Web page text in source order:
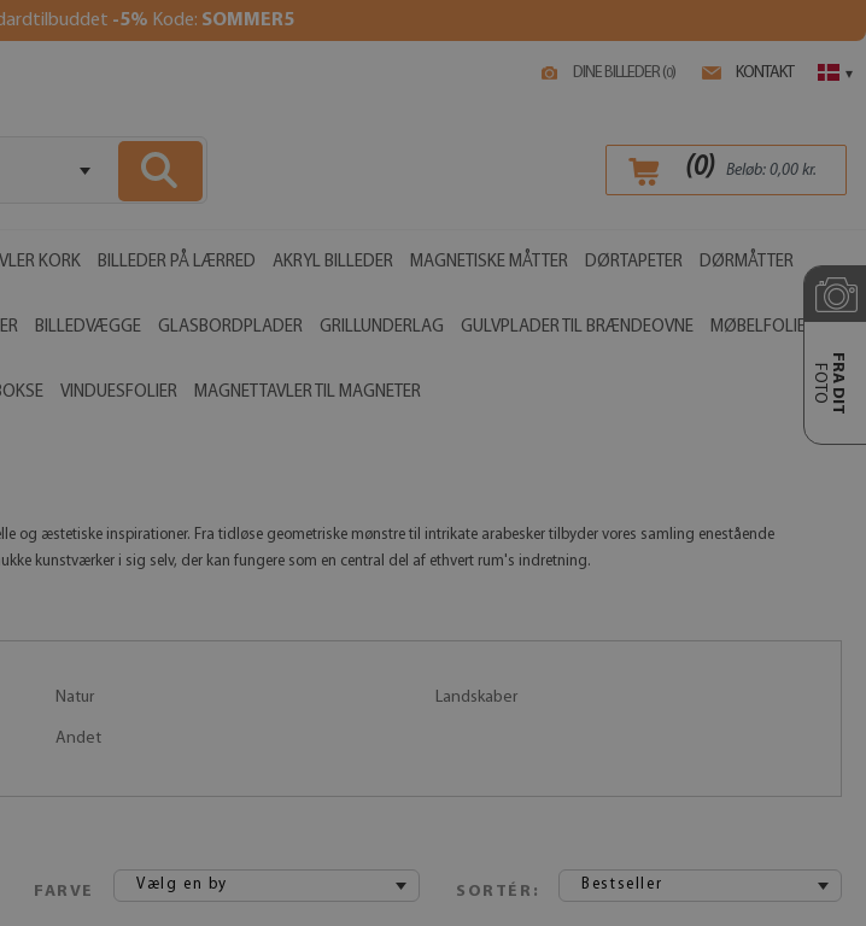
-5% Kode: SOMMER5
DINE BILLEDER (0) KONTAKT ▾
(0) Beløb: 0,00kr.
KORK BILLEDER PÅ LÆRRED AKRYL BILLEDER MAGNETISKE MÅTTER DØRTAPETER DØRMÅTTER
BILLEDVÆGGE GLASBORDPLADER GRILLUNDERLAG GULVPLADER TIL BRÆNDEOVNE MØBELFOLIER
VINDUESFOLIER MAGNETTAVLER TIL MAGNETER FRA DIT
FOTO
æstetiske inspirationer. Fra tidløse geometriske mønstre til intrikate arabesker tilbyder vores samling enestående
kunstværker i sig selv, der kan fungere som en central del af ethvert rum's indretning.
Natur Landskaber
Andet
FARVE Vælg en by SORTÉR: Bestseller